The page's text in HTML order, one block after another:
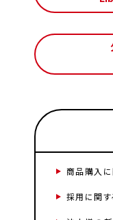
商品購入
採用に関